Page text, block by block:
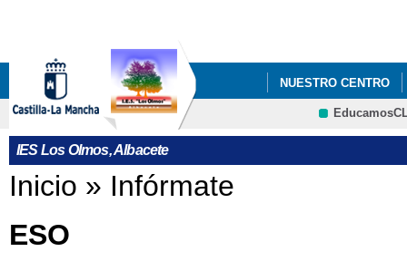
NUESTRO CENTRO
DOCUMENTOS
IES Los Olmos, Albacete
Se encuentra usted aquí
Inicio » Infórmate
ESO